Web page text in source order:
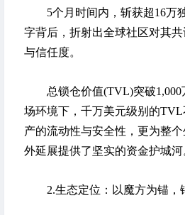
5个月时间内，斩获超16万
字背后，折射出全球社区对其
与信任度。
总锁仓价值(TVL)突破1,000
场环境下，千万美元级别的
产的流动性与安全性，更为整
外延展提供了坚实的资金护城河
2.生态定位：以魔方为锚，